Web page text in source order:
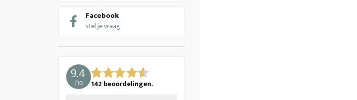
Facebook
stel je vraag
9.4
/10 142 beoordelingen.